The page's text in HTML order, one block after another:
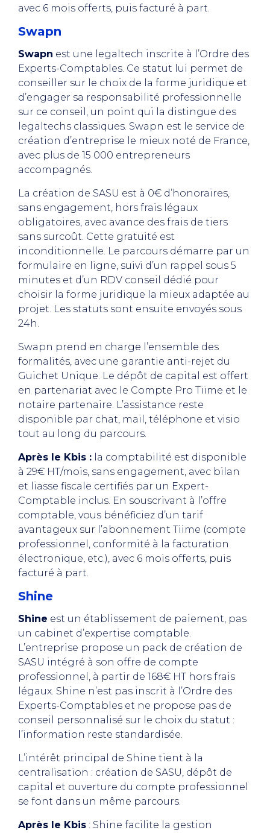
avec 6 mois offerts, puis facturé à part.
Swapn
Swapn est une legaltech inscrite à l’Ordre des
Experts-Comptables. Ce statut lui permet de
conseiller sur le choix de la forme juridique et
d’engager sa responsabilité professionnelle
sur ce conseil, un point qui la distingue des
legaltechs classiques. Swapn est le service de
création d’entreprise le mieux noté de France,
avec plus de 15 000 entrepreneurs
accompagnés.
La création de SASU est à 0€ d’honoraires,
sans engagement, hors frais légaux
obligatoires, avec avance des frais de tiers
sans surcoût. Cette gratuité est
inconditionnelle. Le parcours démarre par un
formulaire en ligne, suivi d’un rappel sous 5
minutes et d’un RDV conseil dédié pour
choisir la forme juridique la mieux adaptée au
projet. Les statuts sont ensuite envoyés sous
24h.
Swapn prend en charge l’ensemble des
formalités, avec une garantie anti-rejet du
Guichet Unique. Le dépôt de capital est offert
en partenariat avec le Compte Pro Tiime et le
notaire partenaire. L’assistance reste
disponible par chat, mail, téléphone et visio
tout au long du parcours.
Après le Kbis : la comptabilité est disponible
à 29€ HT/mois, sans engagement, avec bilan
et liasse fiscale certifiés par un Expert-
Comptable inclus. En souscrivant à l’offre
comptable, vous bénéficiez d’un tarif
avantageux sur l’abonnement Tiime (compte
professionnel, conformité à la facturation
électronique, etc.), avec 6 mois offerts, puis
facturé à part.
Shine
Shine est un établissement de paiement, pas
un cabinet d’expertise comptable.
L’entreprise propose un pack de création de
SASU intégré à son offre de compte
professionnel, à partir de 168€ HT hors frais
légaux. Shine n’est pas inscrit à l’Ordre des
Experts-Comptables et ne propose pas de
conseil personnalisé sur le choix du statut :
l’information reste standardisée.
L’intérêt principal de Shine tient à la
centralisation : création de SASU, dépôt de
capital et ouverture du compte professionnel
se font dans un même parcours.
Après le Kbis : Shine facilite la gestion